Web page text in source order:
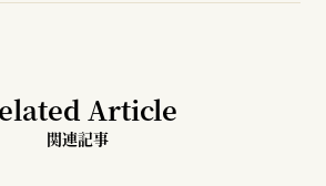
Article
関連記事